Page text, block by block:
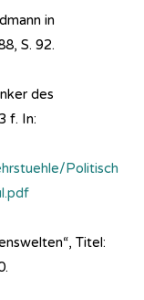
in
S. 92.
des
f. In:
Politisch
Titel: